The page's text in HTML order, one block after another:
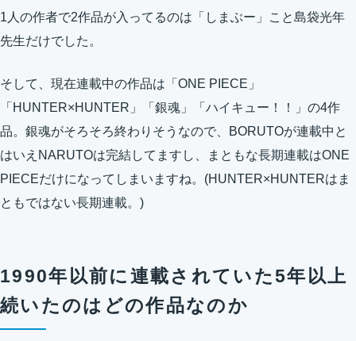
1人の作者で2作品が入ってるのは「しまぶー」こと島袋光年
先生だけでした。
そして、現在連載中の作品は「ONE PIECE」
「HUNTER×HUNTER」「銀魂」「ハイキュー！！」の4作
品。銀魂がそろそろ終わりそうなので、BORUTOが連載中と
はいえNARUTOは完結してますし、まともな長期連載はONE
PIECEだけになってしまいますね。(HUNTER×HUNTERはま
ともではない長期連載。)
1990年以前に連載されていた5年以上
続いたのはどの作品なのか